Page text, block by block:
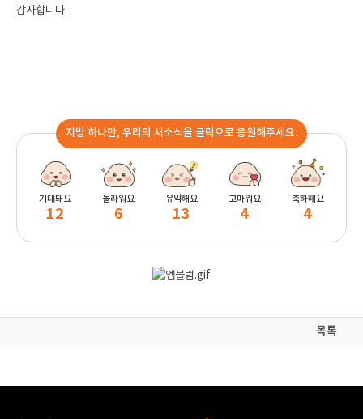
감사합니다.
지방 하나만, 우리의 새소식을 클릭으로 응원해주세요.
기대돼요
12
놀라워요
6
유익해요
13
고마워요
4
축하해요
4
목록